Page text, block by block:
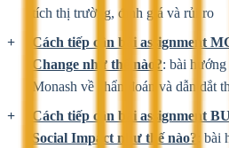
tích thị trường, định giá và rủi ro
Cách tiếp cận bài assignment
Change như thế nào?: bài
Monash về chẩn đoán và dẫn dắt
Cách tiếp cận bài assignment
Social Impact như thế nào?
: